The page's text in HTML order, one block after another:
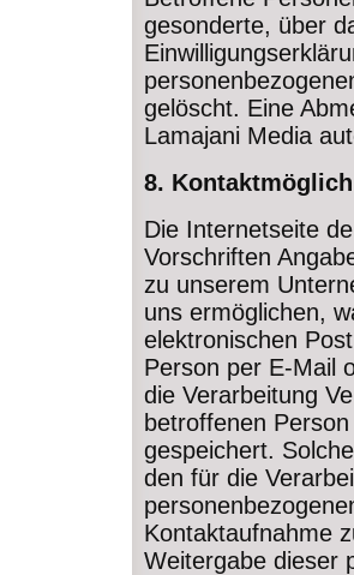
gesonderte, über
gelöscht. Eine
Lamajani Media
8.
Die Internetseite
Vorschriften
zu unserem
uns ermöglichen,
elektronischen
Person per E-Mail
die Verarbeitung
betroffenen
gespeichert.
den für die
Kontaktaufnahme
Weitergabe dieser